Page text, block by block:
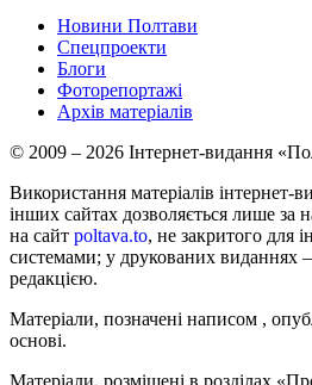
Новини Полтави
Спецпроекти
Блоги
Фоторепортажі
Архів матеріалів
© 2009 – 2026 Інтернет-видання
Використання матеріалів
інших сайтах дозволяється лише за
на сайт poltava.to, не закритого для
системами; у друкованих
редакцією.
Матеріали, позначені написом ,
основі.